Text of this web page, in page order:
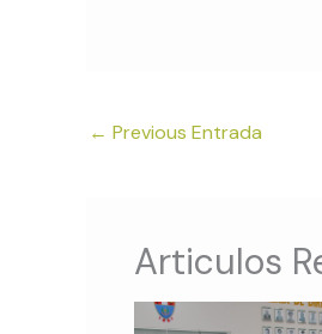
← Previous Entrada
Articulos